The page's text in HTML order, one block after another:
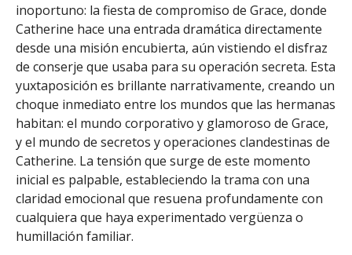
inoportuno: la fiesta de compromiso de Grace, donde
Catherine hace una entrada dramática directamente
desde una misión encubierta, aún vistiendo el disfraz
de conserje que usaba para su operación secreta. Esta
yuxtaposición es brillante narrativamente, creando un
choque inmediato entre los mundos que las hermanas
habitan: el mundo corporativo y glamoroso de Grace,
y el mundo de secretos y operaciones clandestinas de
Catherine. La tensión que surge de este momento
inicial es palpable, estableciendo la trama con una
claridad emocional que resuena profundamente con
cualquiera que haya experimentado vergüenza o
humillación familiar.